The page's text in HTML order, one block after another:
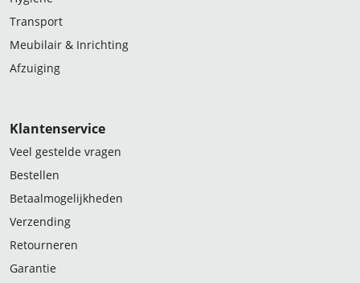
Transport
Meubilair & Inrichting
Afzuiging
Klantenservice
Veel gestelde vragen
Bestellen
Betaalmogelijkheden
Verzending
Retourneren
Garantie